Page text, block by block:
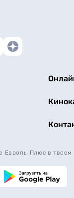
Европы Плюс в твоем